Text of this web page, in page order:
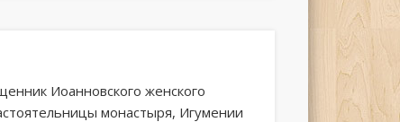
Иоанновского женского
монастыря, Игумении